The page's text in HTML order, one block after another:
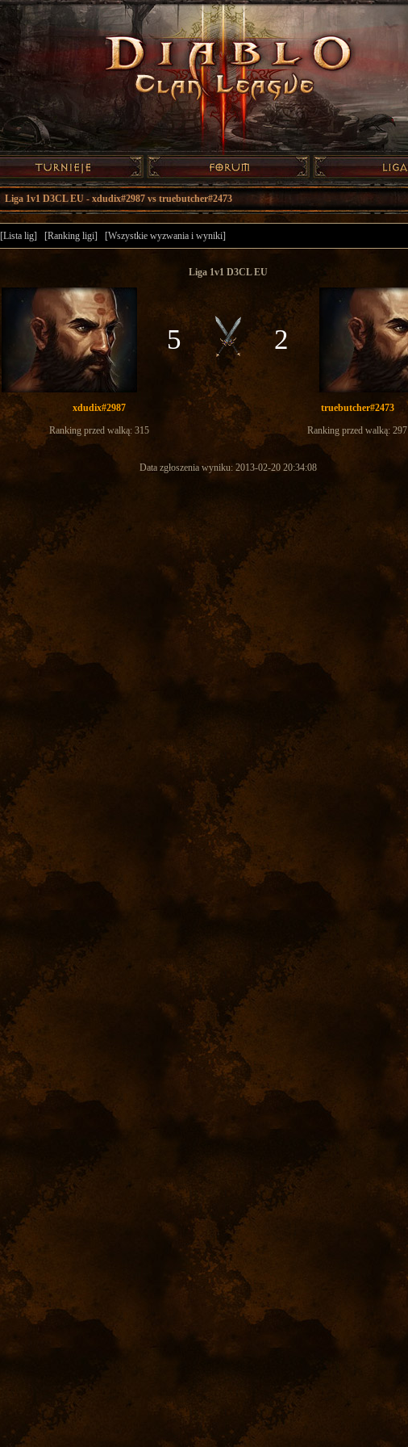
Liga 1v1 D3CL EU - xdudix#2987 vs truebutcher#2473
[Lista lig] [Ranking ligi] [Wszystkie wyzwania i wyniki]
Liga 1v1 D3CL EU
5 2
xdudix#2987
truebutcher#2473
Ranking przed walką: 315
Ranking przed walką: 297
Data zgłoszenia wyniku: 2013-02-20 20:34:08